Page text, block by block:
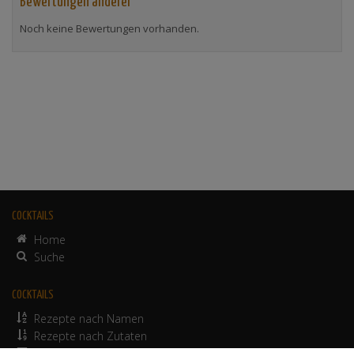
Noch keine Bewertungen vorhanden.
COCKTAILS
Home
Suche
COCKTAILS
Rezepte nach Namen
Rezepte nach Zutaten
alkoholfreie Rezepte